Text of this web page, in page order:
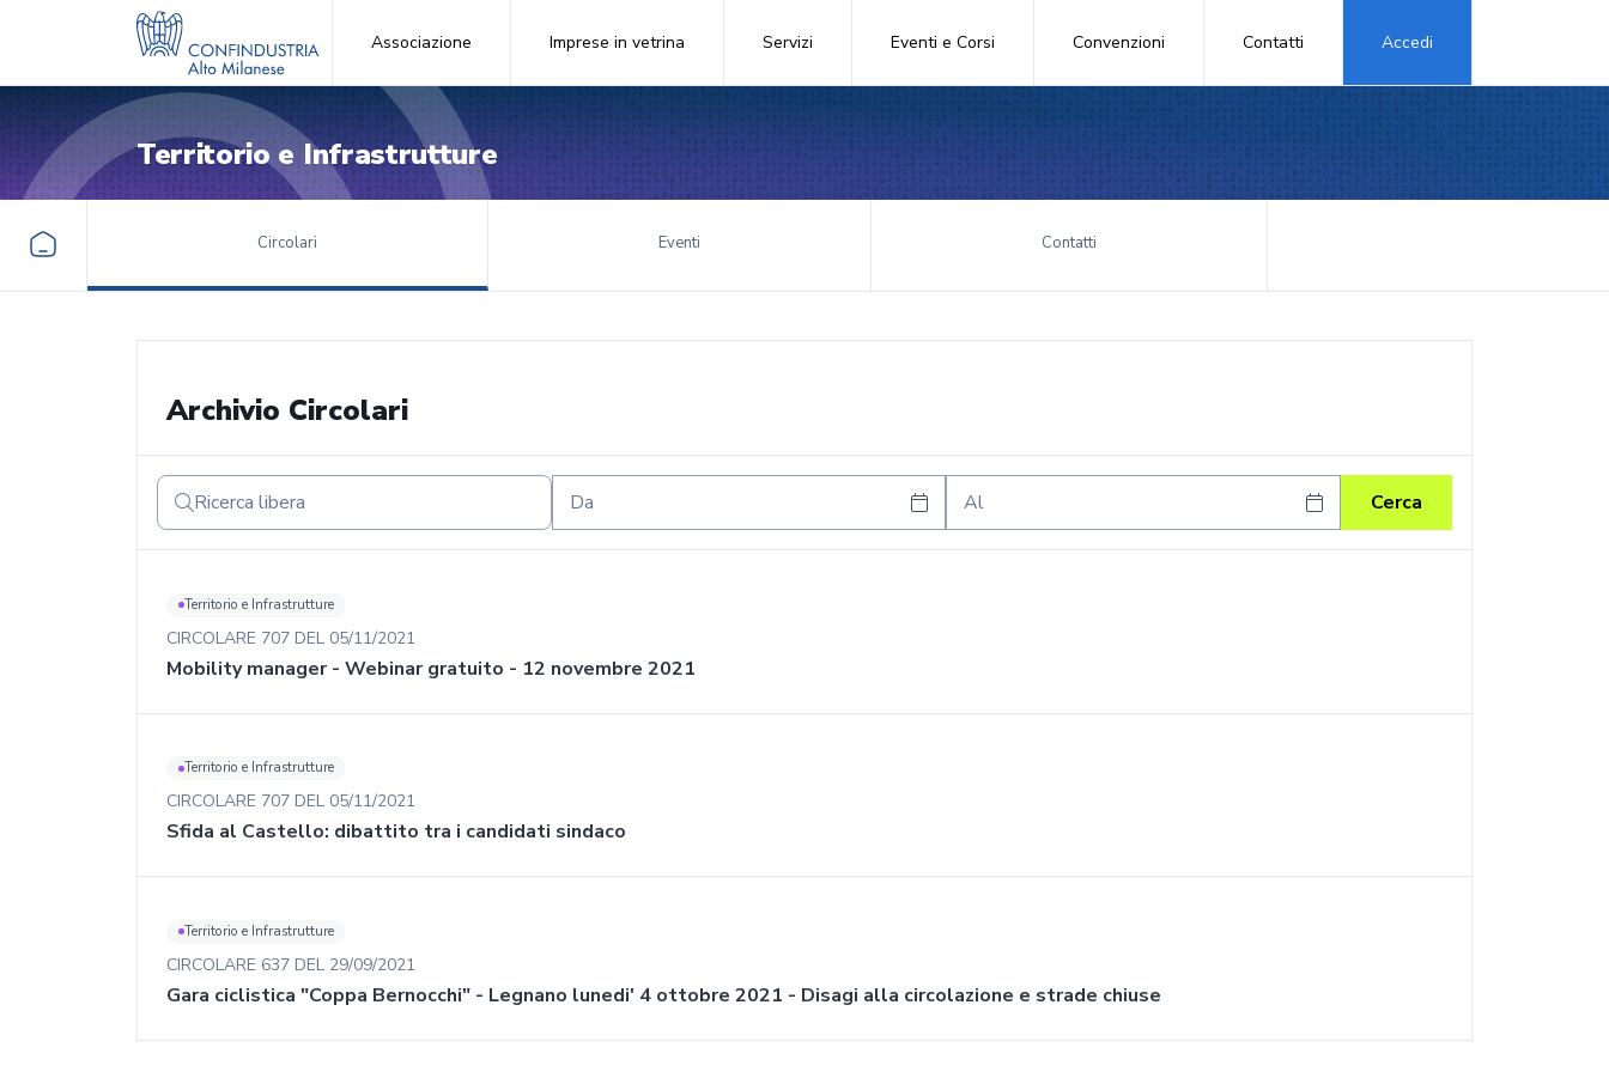
Associazione Imprese in vetrina Servizi Eventi e Corsi Convenzioni Contatti Accedi
Territorio e Infrastrutture
Circolari Eventi Contatti
Archivio Circolari
Territorio e Infrastrutture
CIRCOLARE 707 DEL 05/11/2021
Mobility manager - Webinar gratuito - 12 novembre 2021
Territorio e Infrastrutture
CIRCOLARE 707 DEL 05/11/2021
Sfida al Castello: dibattito tra i candidati sindaco
Territorio e Infrastrutture
CIRCOLARE 637 DEL 29/09/2021
Gara ciclistica "Coppa Bernocchi" - Legnano lunedi' 4 ottobre 2021 - Disagi alla circolazione e strade chiuse